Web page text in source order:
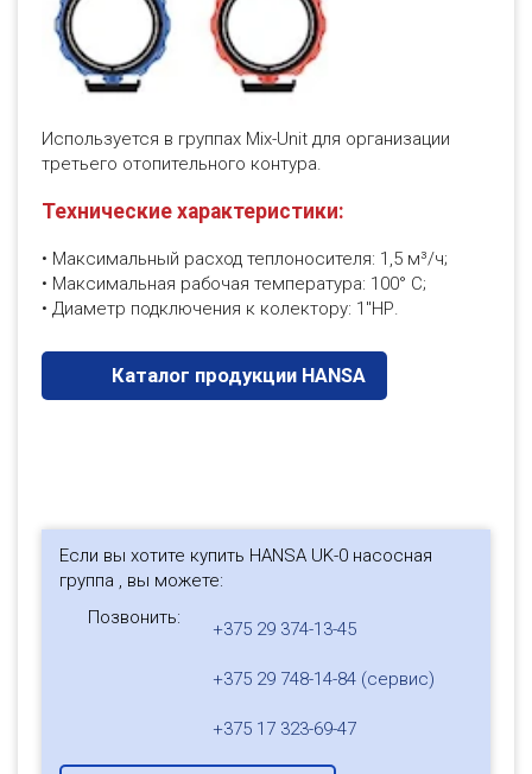
Используется в группах Mix-Unit для организации
третьего отопительного контура.
Технические характеристики:
• Максимальный расход теплоносителя: 1,5 м³/ч;
• Максимальная рабочая температура: 100° С;
• Диаметр подключения к колектору: 1"НР.
Каталог продукции HANSA
Если вы хотите купить HANSA UK-0 насосная
группа , вы можете:
Позвонить:
+375 29 374-13-45
+375 29 748-14-84 (сервис)
+375 17 323-69-47